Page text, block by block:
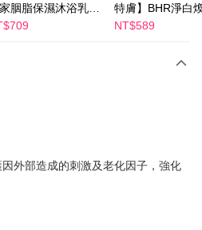
kaedah pembayaran, mesej
pesanan disahkan. Produk akan
akan menerima SMS pembayaran
pemberitahuan tolak aplikasi
anda menerima produk. Sila buat
percuma untuk pesanan
胭脂保濕沐浴乳
效期2027/2/19
特膚】BHR淨白
妝水 150mL 效期
NT$589
外部造成的刺激及老化因子，強化